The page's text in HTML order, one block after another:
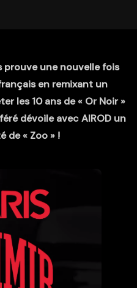
prouve une nouvelle fois
en remixant un
les 10 ans de « Or Noir »
dévoile avec AIROD un
de « Zoo » !